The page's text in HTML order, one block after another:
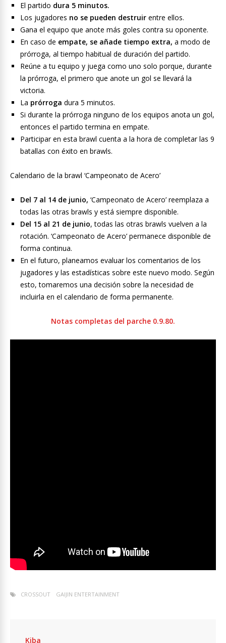
El partido dura 5 minutos.
Los jugadores no se pueden destruir entre ellos.
Gana el equipo que anote más goles contra su oponente.
En caso de empate, se añade tiempo extra, a modo de
prórroga, al tiempo habitual de duración del partido.
Reúne a tu equipo y juega como uno solo porque, durante
la prórroga, el primero que anote un gol se llevará la
victoria.
La prórroga dura 5 minutos.
Si durante la prórroga ninguno de los equipos anota un gol,
entonces el partido termina en empate.
Participar en esta brawl cuenta a la hora de completar las 9
batallas con éxito en brawls.
Calendario de la brawl ‘Campeonato de Acero’
Del 7 al 14 de junio, ‘Campeonato de Acero’ reemplaza a
todas las otras brawls y está siempre disponible.
Del 15 al 21 de junio, todas las otras brawls vuelven a la
rotación. ‘Campeonato de Acero’ permanece disponible de
forma continua.
En el futuro, planeamos evaluar los comentarios de los
jugadores y las estadísticas sobre este nuevo modo. Según
esto, tomaremos una decisión sobre la necesidad de
incluirla en el calendario de forma permanente.
Notas completas del parche 0.9.80.
CROSSOUT GAIJIN ENTERTAINMENT
Kiba